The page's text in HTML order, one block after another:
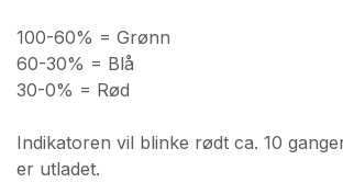
100-60% = Grønn
60-30% = Blå
30-0% = Rød
Indikatoren vil blinke rødt ca. 10
er utladet.